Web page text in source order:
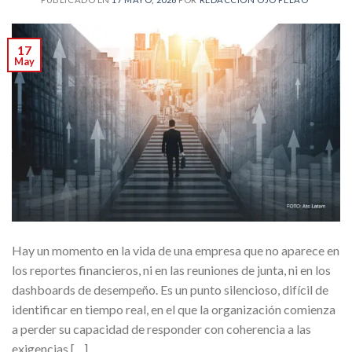
17
May
Hay un momento en la vida de una empresa que no aparece en
los reportes financieros, ni en las reuniones de junta, ni en los
dashboards de desempeño. Es un punto silencioso, difícil de
identificar en tiempo real, en el que la organización comienza
a perder su capacidad de responder con coherencia a las
exigencias […]